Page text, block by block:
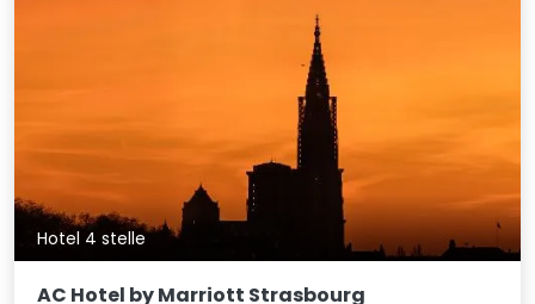
Hotel 4 stelle
AC Hotel by Marriott Strasbourg